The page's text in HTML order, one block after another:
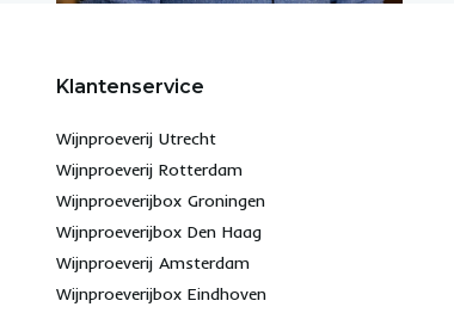
Klantenservice
Wijnproeverij Utrecht
Wijnproeverij Rotterdam
Wijnproeverijbox Groningen
Wijnproeverijbox Den Haag
Wijnproeverij Amsterdam
Wijnproeverijbox Eindhoven